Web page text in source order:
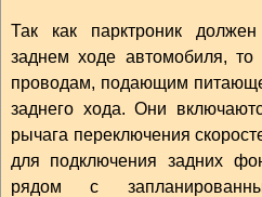
Так как парктроник
заднем ходе автомобиля, то
проводам, подающим
заднего хода. Они
рычага переключения
для подключения задних
рядом с